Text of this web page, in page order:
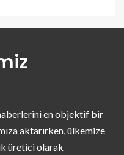
en objektif bir
aktarırken, ülkemize
üretici olarak